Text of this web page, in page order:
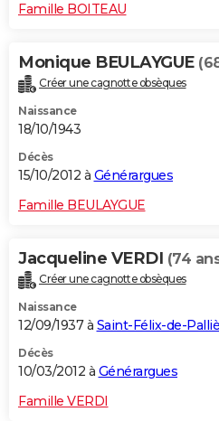
Famille BOITEAU
Monique BEULAYGUE
Créer une cagnotte obsèques
Naissance
18/10/1943
Décès
15/10/2012 à Générargues
Famille BEULAYGUE
Jacqueline VERDI (74
Créer une cagnotte obsèques
Naissance
12/09/1937 à Saint-Félix-de-
Décès
10/03/2012 à Générargues
Famille VERDI